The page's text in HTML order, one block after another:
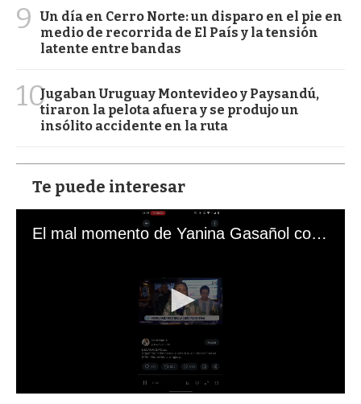
9
Un día en Cerro Norte: un disparo en el pie en
medio de recorrida de El País y la tensión
latente entre bandas
10Jugaban Uruguay Montevideo y Paysandú,
tiraron la pelota afuera y se produjo un
insólito accidente en la ruta
Te puede interesar
El mal momento de Yanina Gasañol con un hincha argentino en "Subrayado"